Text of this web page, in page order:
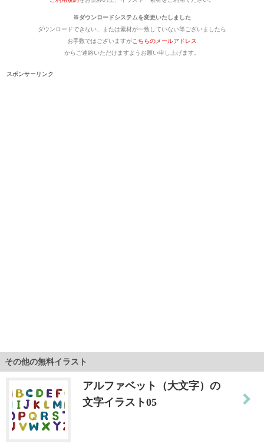
※ダウンロードシステムを変更いたしました
ダウンロードできない、または素材が一致していない等ございましたら
お手数ではございますがこちらのメールアドレス
からご連絡いただけますようお願い申し上げます。
スポンサーリンク
その他の無料イラスト
アルファベット（大文字）の
文字イラスト05